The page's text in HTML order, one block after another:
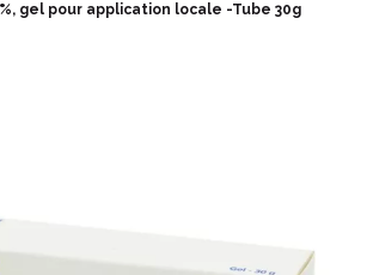
gel pour application locale -Tube 30g